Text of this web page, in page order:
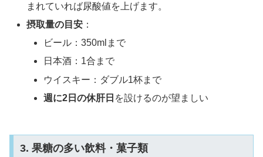
まれていれば尿酸値を上げます。
摂取量の目安 ：
ビール：350mlまで
日本酒：1合まで
ウイスキー：ダブル1杯まで
週に2日の休肝日 を設けるのが望ましい
3. 果糖の多い飲料・菓子類